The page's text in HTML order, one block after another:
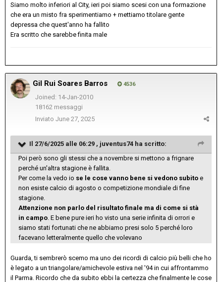
Siamo molto inferiori al City, ieri poi siamo scesi con una formazione
che era un misto fra sperimentiamo + mettiamo titolare gente
depressa che quest'anno ha fallito
Era scritto che sarebbe finita male
Gil Rui Soares Barros 4536
Joined: 14-Jan-2010
18162 messaggi
Inviato June 27, 2025
Il 27/6/2025 alle 06:29 , juventus74 ha scritto:
Poi però sono gli stessi che a novembre si mettono a frignare
perché un'altra stagione è fallita.
Per come la vedo io se le cose vanno bene si vedono subito e
non esiste calcio di agosto o competizione mondiale di fine
stagione.
Attenzione non parlo del risultato finale ma di come si stà
in campo . E bene pure ieri ho visto una serie infinita di orrori e
siamo stati fortunati che ne abbiamo presi solo 5 perché loro
facevano letteralmente quello che volevano
Guarda, ti sembrerò scemo ma uno dei ricordi di calcio più belli che ho
è legato a un triangolare/amichevole estiva nel '94 in cui affrontammo
il Parma. Ricordo che da subito ebbi la certezza che finalmente le cose